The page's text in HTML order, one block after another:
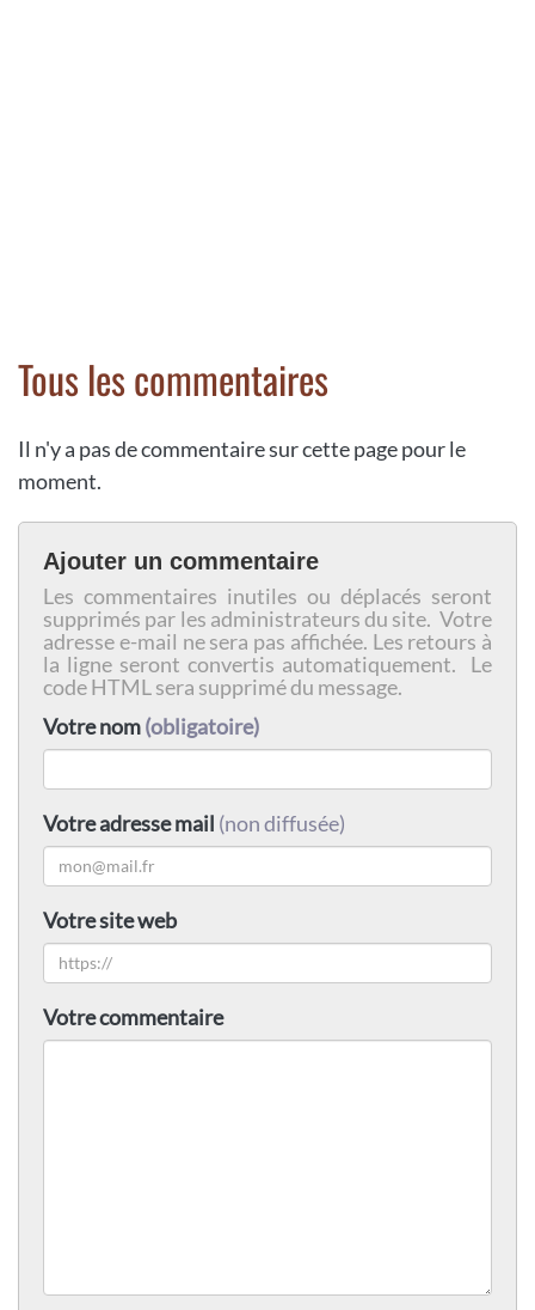
Tous les commentaires
Il n'y a pas de commentaire sur cette page pour le
moment.
Ajouter un commentaire
Les commentaires inutiles ou déplacés seront
supprimés par les administrateurs du site. Votre
adresse e-mail ne sera pas affichée. Les retours à
la ligne seront convertis automatiquement. Le
code HTML sera supprimé du message.
Votre nom(obligatoire)
Votre adresse mail (non diffusée)
Votre site web
Votre commentaire